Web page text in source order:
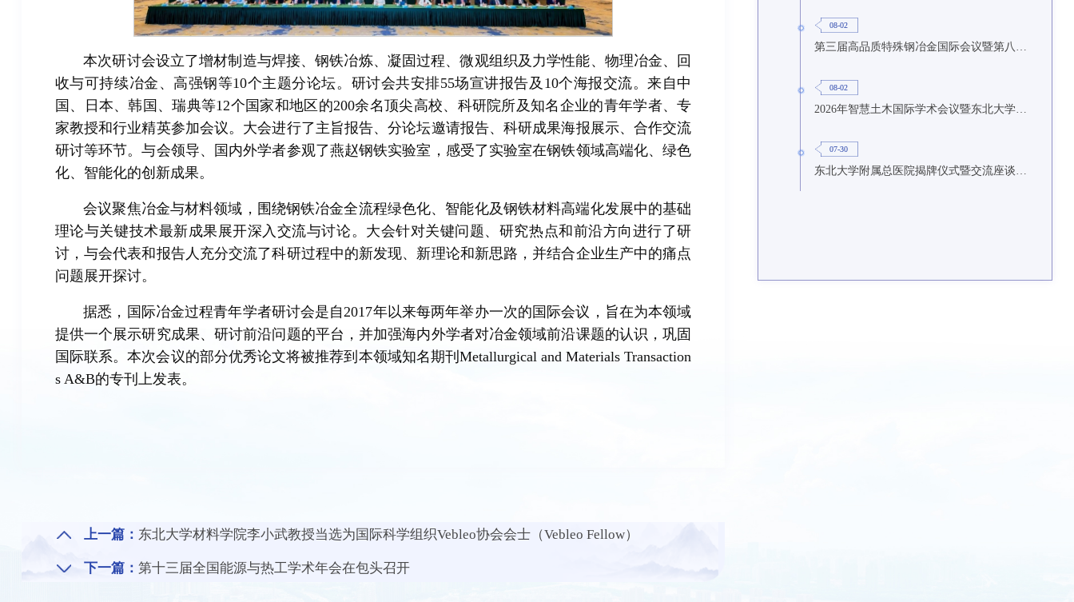
本次研讨会设立了增材制造与焊接、钢铁冶炼、凝固过程、微观组织及力学性能、物理冶金、回
收与可持续冶金、高强钢等10个主题分论坛。研讨会共安排55场宣讲报告及10个海报交流。来自中
国、日本、韩国、瑞典等12个国家和地区的200余名顶尖高校、科研院所及知名企业的青年学者、专
家教授和行业精英参加会议。大会进行了主旨报告、分论坛邀请报告、科研成果海报展示、合作交流
研讨等环节。与会领导、国内外学者参观了燕赵钢铁实验室，感受了实验室在钢铁领域高端化、绿色
化、智能化的创新成果。
会议聚焦冶金与材料领域，围绕钢铁冶金全流程绿色化、智能化及钢铁材料高端化发展中的基础
理论与关键技术最新成果展开深入交流与讨论。大会针对关键问题、研究热点和前沿方向进行了研
讨，与会代表和报告人充分交流了科研过程中的新发现、新理论和新思路，并结合企业生产中的痛点
问题展开探讨。
据悉，国际冶金过程青年学者研讨会是自2017年以来每两年举办一次的国际会议，旨在为本领域
提供一个展示研究成果、研讨前沿问题的平台，并加强海内外学者对冶金领域前沿课题的认识，巩固
国际联系。本次会议的部分优秀论文将被推荐到本领域知名期刊Metallurgical and Materials Transaction
s A&B的专刊上发表。
上一篇： 东北大学材料学院李小武教授当选为国际科学组织Vebleo协会会士（Vebleo Fellow）
下一篇： 第十三届全国能源与热工学术年会在包头召开
08-02
08-02
07-30
东北大学附属总医院揭牌仪式暨交流座谈会举行